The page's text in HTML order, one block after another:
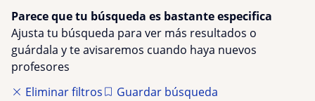
Parece que tu búsqueda es bastante especifica
Ajusta tu búsqueda para ver más resultados o
guárdala y te avisaremos cuando haya nuevos
profesores
Eliminar filtros
Guardar búsqueda